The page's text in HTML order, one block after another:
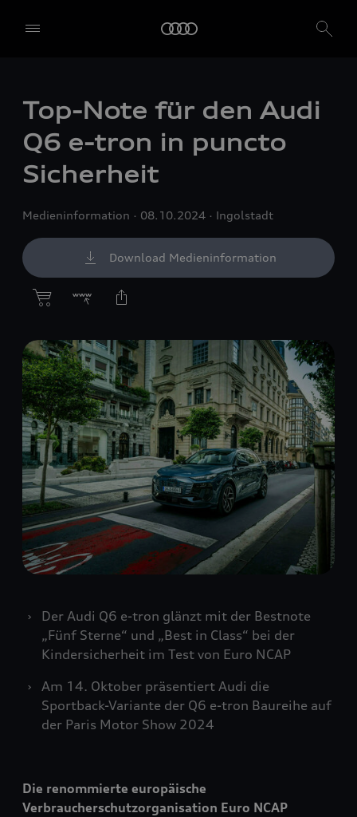
Top-Note für den Audi
Q6 e-tron in puncto
Sicherheit
Medieninformation 08.10.2024 Ingolstadt
Download Medieninformation
Der Audi Q6 e-tron glänzt mit der Bestnote
„Fünf Sterne“ und „Best in Class“ bei der
Kindersicherheit im Test von Euro NCAP
Am 14. Oktober präsentiert Audi die
Sportback-Variante der Q6 e-tron Baureihe auf
der Paris Motor Show 2024
Die renommierte europäische
Verbraucherschutzorganisation Euro NCAP